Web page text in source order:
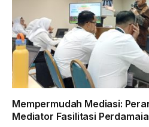
Mempermudah Mediasi:
Mediator Fasilitasi